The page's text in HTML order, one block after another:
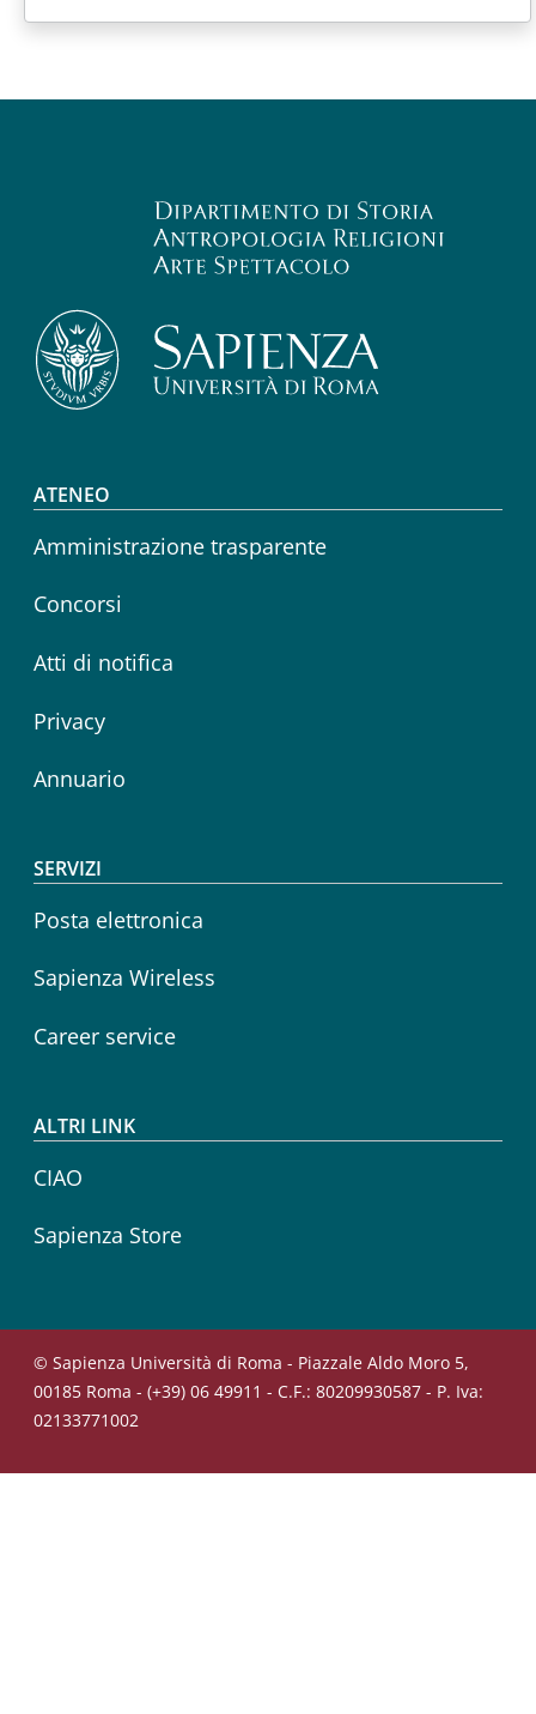
Footer menu
ATENEO
Amministrazione trasparente
Concorsi
Atti di notifica
Privacy
Annuario
SERVIZI
Posta elettronica
Sapienza Wireless
Career service
ALTRI LINK
CIAO
Sapienza Store
© Sapienza Università di Roma - Piazzale Aldo Moro 5,
00185 Roma - (+39) 06 49911 - C.F.: 80209930587 - P. Iva:
02133771002